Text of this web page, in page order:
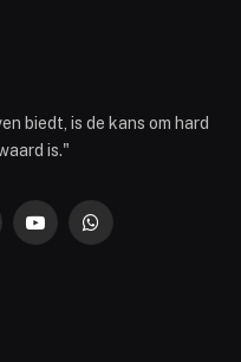
biedt, is de kans om hard
is."
YouTubeWhatsApp